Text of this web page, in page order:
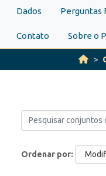
Dados Perguntas
Contato Sobre o
Ordenar por